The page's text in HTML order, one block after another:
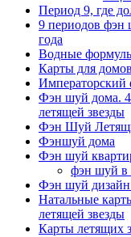
Период 9, где
9 периодов фэн
года
Водные
Карты для
Фэн шуй дома.
летящей звезды
Фэн Шуй
Фэншуй дома
Фэн шуй
фэн шуй в
Фэн шуй дизайн
Натальные
летящей звезды
Карты летящих